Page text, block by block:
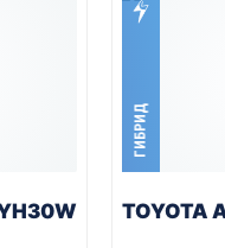
ГИБРИД
TOYOTA